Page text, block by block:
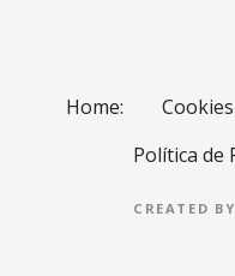
Home: Cookies
Política de
CREATED